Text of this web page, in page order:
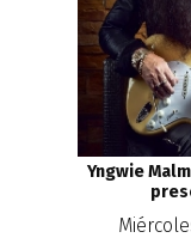
Yngwie